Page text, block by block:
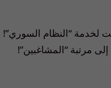
لخدمة “النظام السوري”!
مرتبة “المشاغبين”!